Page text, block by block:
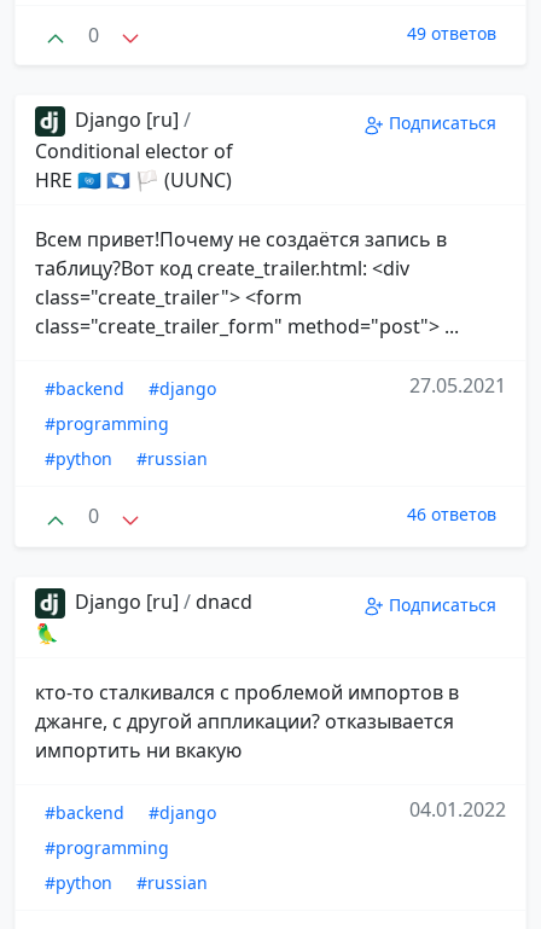
0 49 ответов
Django [ru] /
Conditional elector of
HRE 🇺🇳 🇦🇶 🏳 (UUNC)
Подписаться
Всем привет!Почему не создаётся запись в
таблицу?Вот код create_trailer.html: <div
class="create_trailer"> <form
class="create_trailer_form" method="post"> ...
#backend
#django
#programming
#python
#russian
27.05.2021
0 46 ответов
Django [ru] /dnacd
🦜
Подписаться
кто-то сталкивался с проблемой импортов в
джанге, с другой аппликации? отказывается
импортить ни вкакую
#backend
#django
#programming
#python
#russian
04.01.2022